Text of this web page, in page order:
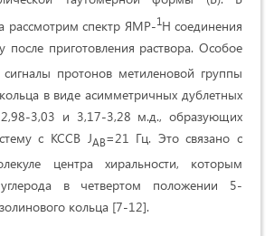
рассмотрим спектр ЯМР-1Н соединения
после приготовления раствора. Особое
протонов метиленовой группы
в виде асимметричных дублетных
3,03 и 3,17-3,28 м.д., образующих
с КССВ JAB=21 Гц. Это связано с
центра хиральности, которым
в четвертом положении 5-
кольца [7-12].